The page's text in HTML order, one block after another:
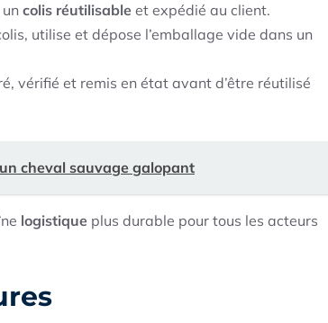
colis réutilisable et expédié au client.
utilise et dépose l’emballage vide dans un
vérifié et remis en état avant d’être réutilisé
cheval sauvage galopant
logistique plus durable pour tous les acteurs